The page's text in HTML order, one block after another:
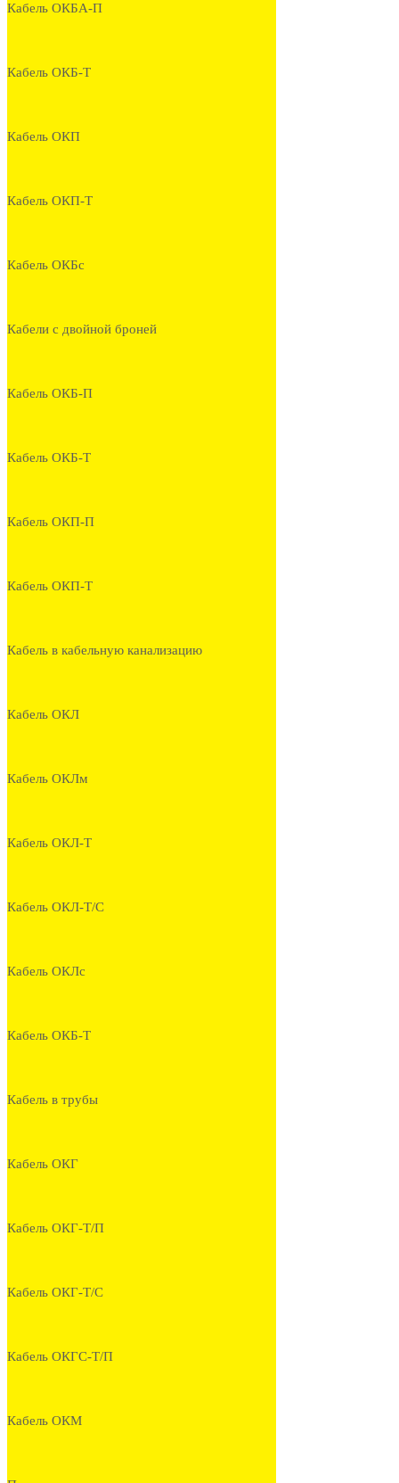
Кабель ОКБА-П
Кабель ОКБ-Т
Кабель ОКП
Кабель ОКП-Т
Кабель ОКБс
Кабели с двойной броней
Кабель ОКБ-П
Кабель ОКБ-Т
Кабель ОКП-П
Кабель ОКП-Т
Кабель в кабельную канализацию
Кабель ОКЛ
Кабель ОКЛм
Кабель ОКЛ-Т
Кабель ОКЛ-Т/С
Кабель ОКЛс
Кабель ОКБ-Т
Кабель в трубы
Кабель ОКГ
Кабель ОКГ-Т/П
Кабель ОКГ-Т/С
Кабель ОКГС-Т/П
Кабель ОКМ